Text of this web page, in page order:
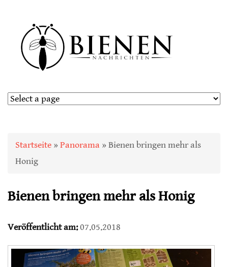
Sie sind hier
Startseite » Panorama » Bienen bringen mehr als
Honig
Bienen bringen mehr als Honig
Veröffentlicht am:07.05.2018